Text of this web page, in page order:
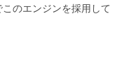
のエンジンを採用して